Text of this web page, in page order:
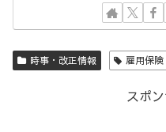
時事・改正情報 雇用保険
スポ